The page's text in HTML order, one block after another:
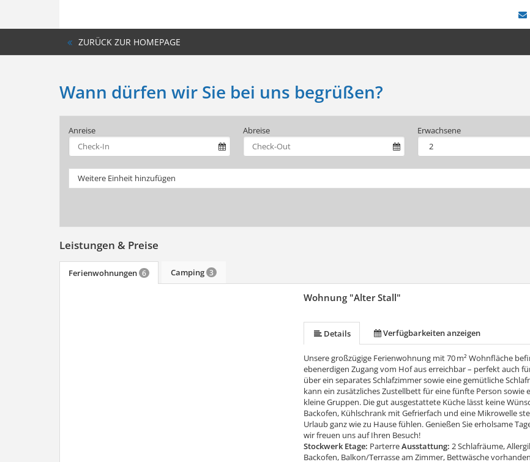
ZURÜCK ZUR HOMEPAGE
Wann dürfen wir Sie bei uns begrüßen?
Anreise Abreise Erwachsene
Weitere Einheit hinzufügen
Leistungen & Preise
Ferienwohnungen 6 Camping 3
Wohnung "Alter Stall"
Details Verfügbarkeiten anzeigen
Unsere großzügige Ferienwohnung mit 70 m² Wohnfläche
ebenerdigen Zugang vom Hof aus erreichbar – perfekt auch
über ein separates Schlafzimmer sowie eine gemütliche
kann ein zusätzliches Zustellbett für eine fünfte Person
kleine Gruppen. Die gut ausgestattete Küche lässt keine
Backofen, Kühlschrank mit Gefrierfach und eine Mikrowelle
Urlaub ganz wie zu Hause fühlen. Genießen Sie erholsame
wir freuen uns auf Ihren Besuch!
Stockwerk Etage: ParterreAusstattung: 2 Schlafräume,
Backofen, Balkon/Terrasse am Zimmer, Bettwäsche